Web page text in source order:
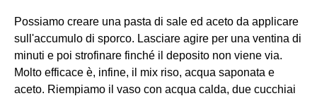
Possiamo creare una pasta di sale ed aceto da applicare
sull'accumulo di sporco. Lasciare agire per una ventina di
minuti e poi strofinare finché il deposito non viene via.
Molto efficace è, infine, il mix riso, acqua saponata e
aceto. Riempiamo il vaso con acqua calda, due cucchiai